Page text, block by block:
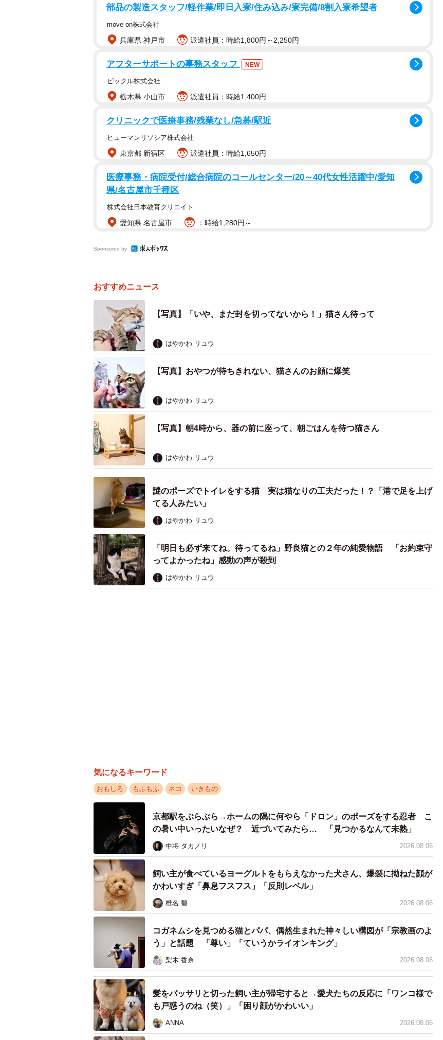
さん）
ですか？
「正確に言うと、『ごはんを待っているときのお顔』と、『もなちゃんごはん食べる？』と
ツイッターに投稿しちゃいました」
BEFORE：空腹で不機嫌顔のもなちゃん（提供：アメチカンのもな@福岡さん）
ーーあのキラキラのお目めは『ごはん食べる？』の言葉に反応した表情だったのですね！も
なちゃんはいつもごはんの度にあの笑顔に？
「いつもはごはん前に、飼い主の耳には『ごはーん！』と聞こえる声で鳴いて催促すること
が多いです。ごはんの後は『美味しかったよ！』と言ってるみたいに、舌をペロペロして気
AFTER：「ごはんだよ」の声を聞いた後のキラキラお目めのもなちゃん（提供：アメチカンのもな@福岡さん）
ーー可愛いですね…♡ もしかしてもなちゃんはお腹が減ると不機嫌な顔になる…？
「そうなんです、食いしん坊過ぎてお腹が減ると不機嫌顔になっちゃうんです（笑）。不機
嫌顔も可愛いのですが、ごはん後にご機嫌になるもなちゃんも可愛くてたまりません…！」
部品の製造スタッフ/軽作業/即日入寮/住み込み/寮完備/8割入寮希望者
move on株式会社
兵庫県 神戸市 派遣社員：時給1,800円～2,250円
アフターサポートの事務スタッフ NEW
ピックル株式会社
栃木県 小山市 派遣社員：時給1,400円
クリニックで医療事務/残業なし/急募/駅近
ヒューマンリソシア株式会社
東京都 新宿区 派遣社員：時給1,650円
医療事務・病院受付/総合病院のコールセンター/20～40代女性活躍中/愛知
県/名古屋市千種区
株式会社日本教育クリエイト
愛知県 名古屋市 ：時給1,280円～
Sponsored by
おすすめニュース
【写真】「いや、まだ封を切ってないから！」猫さん待って
はやかわ リュウ
【写真】おやつが待ちきれない、猫さんのお顔に爆笑
はやかわ リュウ
【写真】朝4時から、器の前に座って、朝ごはんを待つ猫さん
はやかわ リュウ
謎のポーズでトイレをする猫 実は猫なりの工夫だった！？「港で足を上げ
てる人みたい」
はやかわ リュウ
「明日も必ず来てね。待ってるね」野良猫との２年の純愛物語 「お約束守
ってよかったね」感動の声が殺到
はやかわ リュウ
気になるキーワード
おもしろ もふもふ ネコ いきもの
京都駅をぶらぶら→ホームの隅に何やら「ドロン」のポーズをする忍者 こ
の暑い中いったいなぜ？ 近づいてみたら… 「見つかるなんて未熟」
中将 タカノリ 2026.08.06
飼い主が食べているヨーグルトをもらえなかった犬さん、爆裂に拗ねた顔が
かわいすぎ「鼻息フスフス」「反則レベル」
椎名 碧 2026.08.06
コガネムシを見つめる猫とパパ、偶然生まれた神々しい構図が「宗教画のよ
う」と話題 「尊い」「ていうかライオンキング」
梨木 香奈 2026.08.06
髪をバッサリと切った飼い主が帰宅すると→愛犬たちの反応に「ワンコ様で
も戸惑うのね（笑）」「困り顔がかわいい」
ANNA 2026.08.06